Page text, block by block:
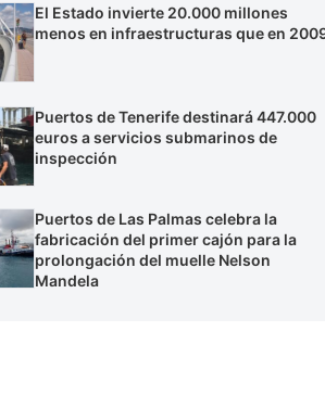
El Estado invierte 20.000 millones
menos en infraestructuras que en
Puertos de Tenerife destinará 447.000
euros a servicios submarinos de
inspección
Puertos de Las Palmas celebra la
fabricación del primer cajón para la
prolongación del muelle Nelson
Mandela